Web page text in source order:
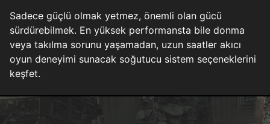
Sadece güçlü olmak yetmez, önemli olan gücü
sürdürebilmek. En yüksek performansta bile donma
veya takılma sorunu yaşamadan, uzun saatler akıcı
oyun deneyimi sunacak soğutucu sistem seçeneklerini
keşfet.